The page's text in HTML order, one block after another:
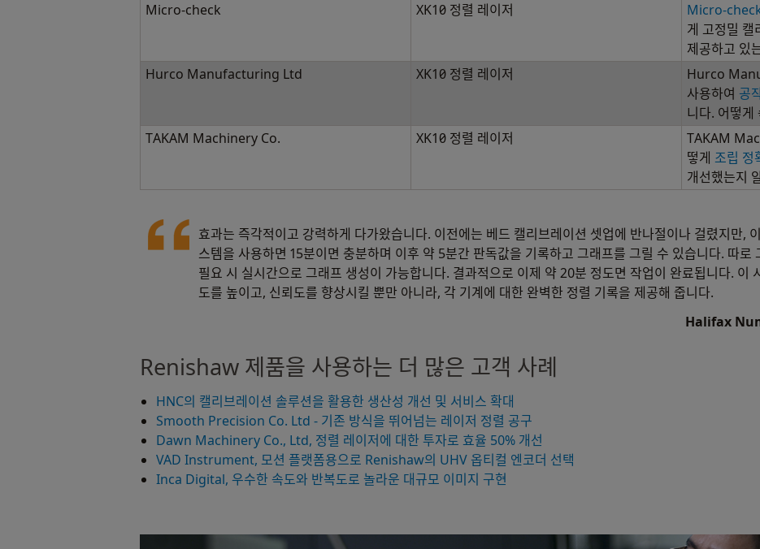
Micro-check
XK10 정렬 레이저 Micro-
게 고정밀 캘
제공하고 있
Hurco Manufacturing Ltd
XK10 정렬 레이저
Hurco
사용하여 공
니다. 어떻게
TAKAM Machinery Co.
XK10 정렬 레이저
TAKAM
떻게 조립 정
개선했는지
효과는 즉각적이고 강력하게 다가왔습니다. 이전에는 베드 캘리브레이션 셋업에 반나절이나 걸렸지만,
스템을 사용하면 15분이면 충분하며 이후 약 5분간 판독값을 기록하고 그래프를 그릴 수 있습니다. 따로
필요 시 실시간으로 그래프 생성이 가능합니다. 결과적으로 이제 약 20분 정도면 작업이 완료됩니다. 이
도를 높이고, 신뢰도를 향상시킬 뿐만 아니라, 각 기계에 대한 완벽한 정렬 기록을 제공해 줍니다.
Halifax
Renishaw 제품을 사용하는 더 많은 고객 사례
HNC의 캘리브레이션 솔루션을 활용한 생산성 개선 및 서비스 확대
Smooth Precision Co. Ltd - 기존 방식을 뛰어넘는 레이저 정렬 공구
Dawn Machinery Co., Ltd, 정렬 레이저에 대한 투자로 효율 50% 개선
VAD Instrument, 모션 플랫폼용으로 Renishaw의 UHV 옵티컬 엔코더 선택
Inca Digital, 우수한 속도와 반복도로 놀라운 대규모 이미지 구현